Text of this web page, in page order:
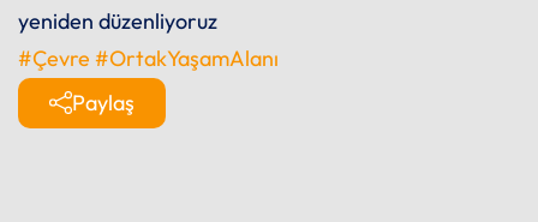
yeniden düzenliyoruz
#Çevre #OrtakYaşamAlanı
Paylaş